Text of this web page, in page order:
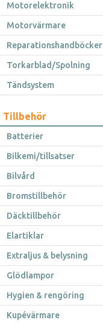
Motorelektronik
Motorvärmare
Reparationshandböcker
Torkarblad/Spolning
Tändsystem
Tillbehör
Batterier
Bilkemi/tillsatser
Bilvård
Bromstillbehör
Däcktillbehör
Elartiklar
Extraljus & belysning
Glödlampor
Hygien & rengöring
Kupévärmare